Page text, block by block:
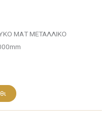
ΜΑΤ ΜΕΤΑΛΛΙΚΟ